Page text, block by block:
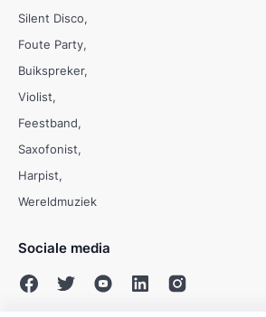
Silent Disco
Foute Party
Buikspreker
Violist
Feestband
Saxofonist
Harpist
Wereldmuziek
Sociale media